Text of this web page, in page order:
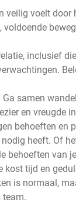
veilig voelt door
inclusief
samen
en vreugde
behoeften en
heeft. Of
behoeften van
tijd en
is normaal,
team.